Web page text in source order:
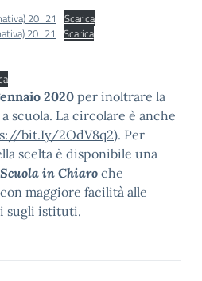
20_21 Scarica
20_21 Scarica
2020 per inoltrare la
scuola. La circolare è anche
bit.Iy/2OdV8q2). Per
scelta è disponibile una
Scuola in Chiaro che
maggiore facilità alle
sugli istituti.